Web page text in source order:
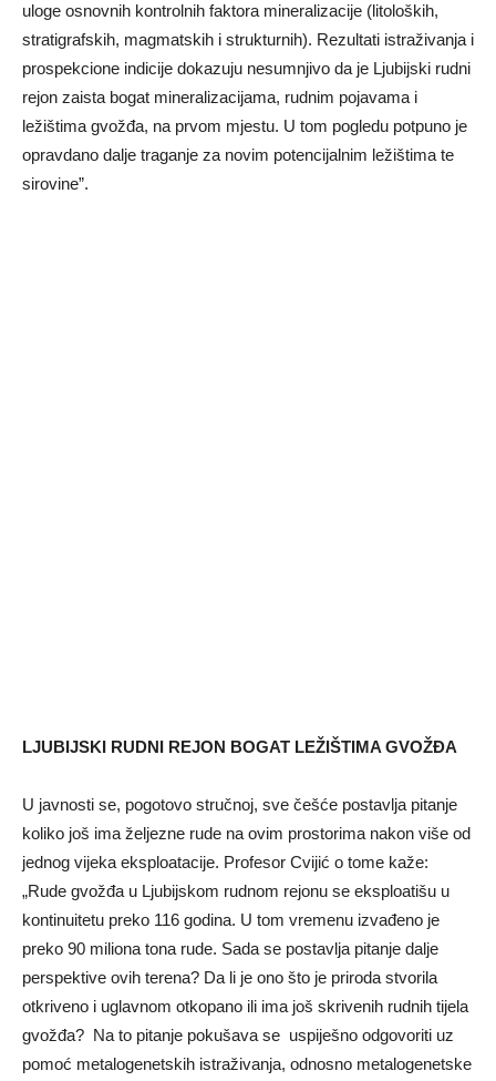
uloge osnovnih kontrolnih faktora mineralizacije (litoloških,
stratigrafskih, magmatskih i strukturnih). Rezultati istraživanja i
prospekcione indicije dokazuju nesumnjivo da je Ljubijski rudni
rejon zaista bogat mineralizacijama, rudnim pojavama i
ležištima gvožđa, na prvom mjestu. U tom pogledu potpuno je
opravdano dalјe traganje za novim potencijalnim ležištima te
sirovine”.
LJUBIJSKI RUDNI REJON BOGAT LEŽIŠTIMA GVOŽĐA
U javnosti se, pogotovo stručnoj, sve češće postavlјa pitanje
koliko još ima želјezne rude na ovim prostorima nakon više od
jednog vijeka eksploatacije. Profesor Cvijić o tome kaže:
„Rude gvožđa u Ljubijskom rudnom rejonu se eksploatišu u
kontinuitetu preko 116 godina. U tom vremenu izvađeno je
preko 90 miliona tona rude. Sada se postavlјa pitanje dalјe
perspektive ovih terena? Da li je ono što je priroda stvorila
otkriveno i uglavnom otkopano ili ima još skrivenih rudnih tijela
gvožđa? Na to pitanje pokušava se uspiješno odgovoriti uz
pomoć metalogenetskih istraživanja, odnosno metalogenetske